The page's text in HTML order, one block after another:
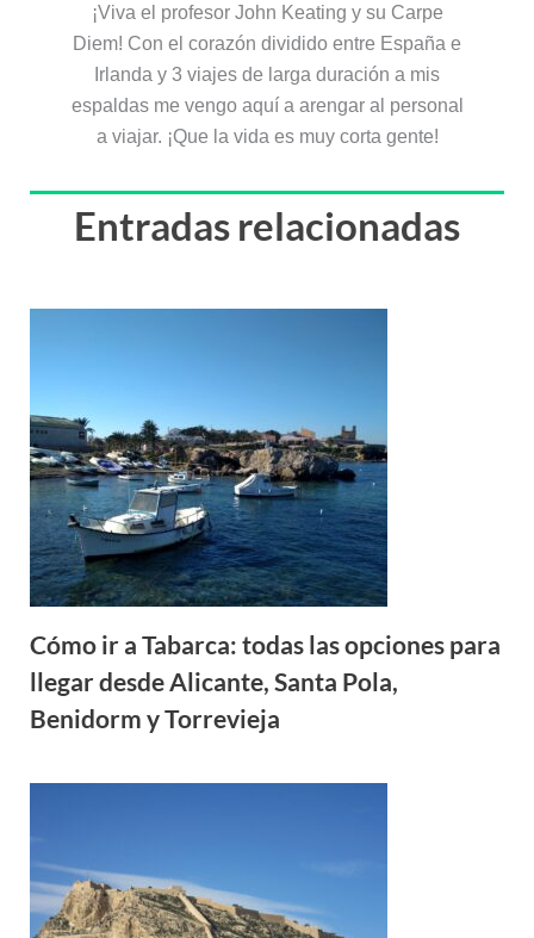
¡Viva el profesor John Keating y su Carpe
Diem! Con el corazón dividido entre España e
Irlanda y 3 viajes de larga duración a mis
espaldas me vengo aquí a arengar al personal
a viajar. ¡Que la vida es muy corta gente!
Entradas relacionadas
Cómo ir a Tabarca: todas las opciones para
llegar desde Alicante, Santa Pola,
Benidorm y Torrevieja